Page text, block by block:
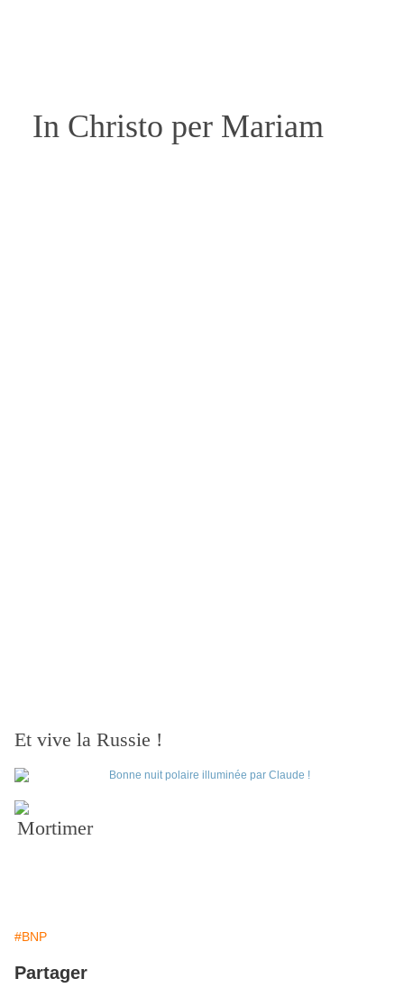
In Christo per Mariam
Et vive la Russie !
Mortimer
#BNP
Partager